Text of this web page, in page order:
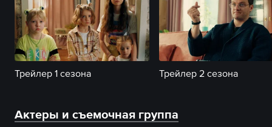
Трейлер 1 сезона Трейлер 2 сезона
Актеры и съемочная группа